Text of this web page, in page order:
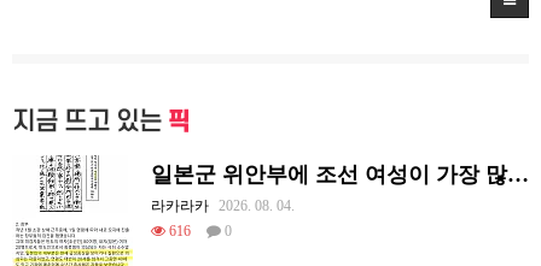
지금 뜨고 있는 픽
일본군 위안부에 조선 여성이 가장 많았던 이유
라카라카 2026. 08. 04.
616
0